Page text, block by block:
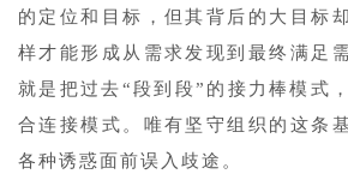
的定位和目标，但其背后的大目标
样才能形成从需求发现到最终满足
就是把过去“段到段”的接力棒模式
合连接模式。唯有坚守组织的这条
各种诱惑面前误入歧途。